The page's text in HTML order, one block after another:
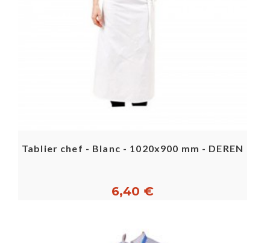
Tablier chef - Blanc - 1020x900 mm - DEREN
6,40 €